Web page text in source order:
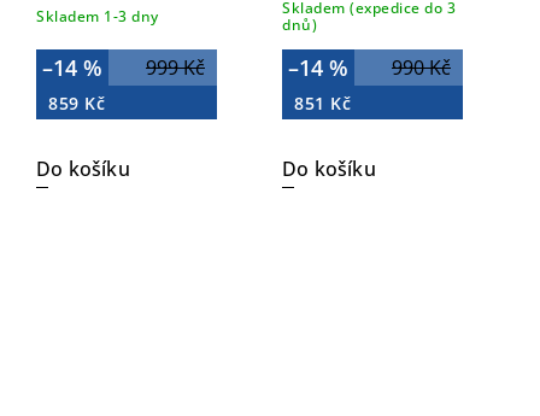
Skladem 1-3 dny
999 Kč
–14 %
859 Kč
Do košíku
Skladem (expedice do 3
dnů)
990 Kč
–14 %
851 Kč
Do košíku